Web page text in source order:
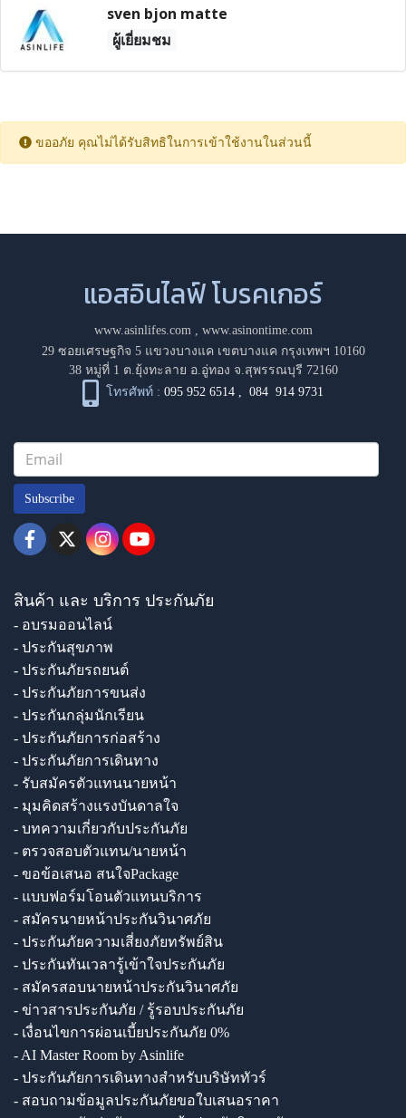
sven bjon matte
ผู้เยี่ยมชม
ขออภัย คุณไม่ได้รับสิทธิในการเข้าใช้งานในส่วนนี้
แอสอินไลฟ์ โบรคเกอร์
www.asinlifes.com, www.asinontime.com
29 ซอยเศรษฐกิจ 5 แขวงบางแค เขตบางแค กรุงเทพฯ 10160
38 หมู่ที่ 1 ต.ยุ้งทะลาย อ.อู่ทอง จ.สุพรรณบุรี 72160
โทรศัพท์ : 095 952 6514 ,084 914 9731
Subscribe
สินค้า และ บริการ ประกันภัย
- อบรมออนไลน์
- ประกันสุขภาพ
- ประกันภัยรถยนต์
- ประกันภัยการขนส่ง
- ประกันกลุ่มนักเรียน
- ประกันภัยการก่อสร้าง
- ประกันภัยการเดินทาง
- รับสมัครตัวแทนนายหน้า
- มุมคิดสร้างแรงบันดาลใจ
- บทความเกี่ยวกับประกันภัย
- ตรวจสอบตัวแทน/นายหน้า
- ขอข้อเสนอ สนใจPackage
- แบบฟอร์มโอนตัวแทนบริการ
- สมัครนายหน้าประกันวินาศภัย
- ประกันภัยความเสี่ยงภัยทรัพย์สิน
- ประกันทันเวลารู้เข้าใจประกันภัย
- สมัครสอบนายหน้าประกันวินาศภัย
- ข่าวสารประกันภัย / รู้รอบประกันภัย
- เงื่อนไขการผ่อนเบี้ยประกันภัย 0%
- AI Master Room by Asinlife
- ประกันภัยการเดินทางสำหรับบริษัททัวร์
- สอบถามข้อมูลประกันภัยขอใบเสนอราคา